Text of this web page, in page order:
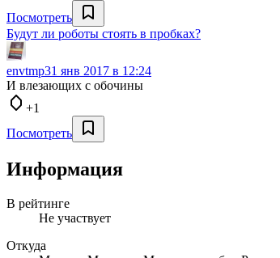
Посмотреть
Будут ли роботы стоять в пробках?
envtmp31 янв 2017 в 12:24
И влезающих с обочины
+1
Посмотреть
Информация
В рейтинге
Не участвует
Откуда